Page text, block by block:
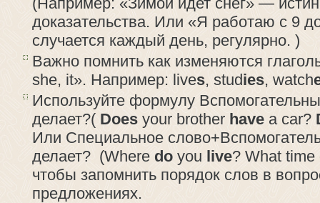
доказательства. Или «Я работаю с 9
случается каждый день, регулярно. )
Важно помнить как изменяются
she, it». Например: lives, studies, watch
Используйте формулу
делает?( Does your brother have a car?
Или Специальное
делает? (Where do you live? What time
чтобы запомнить порядок слов в
предложениях.